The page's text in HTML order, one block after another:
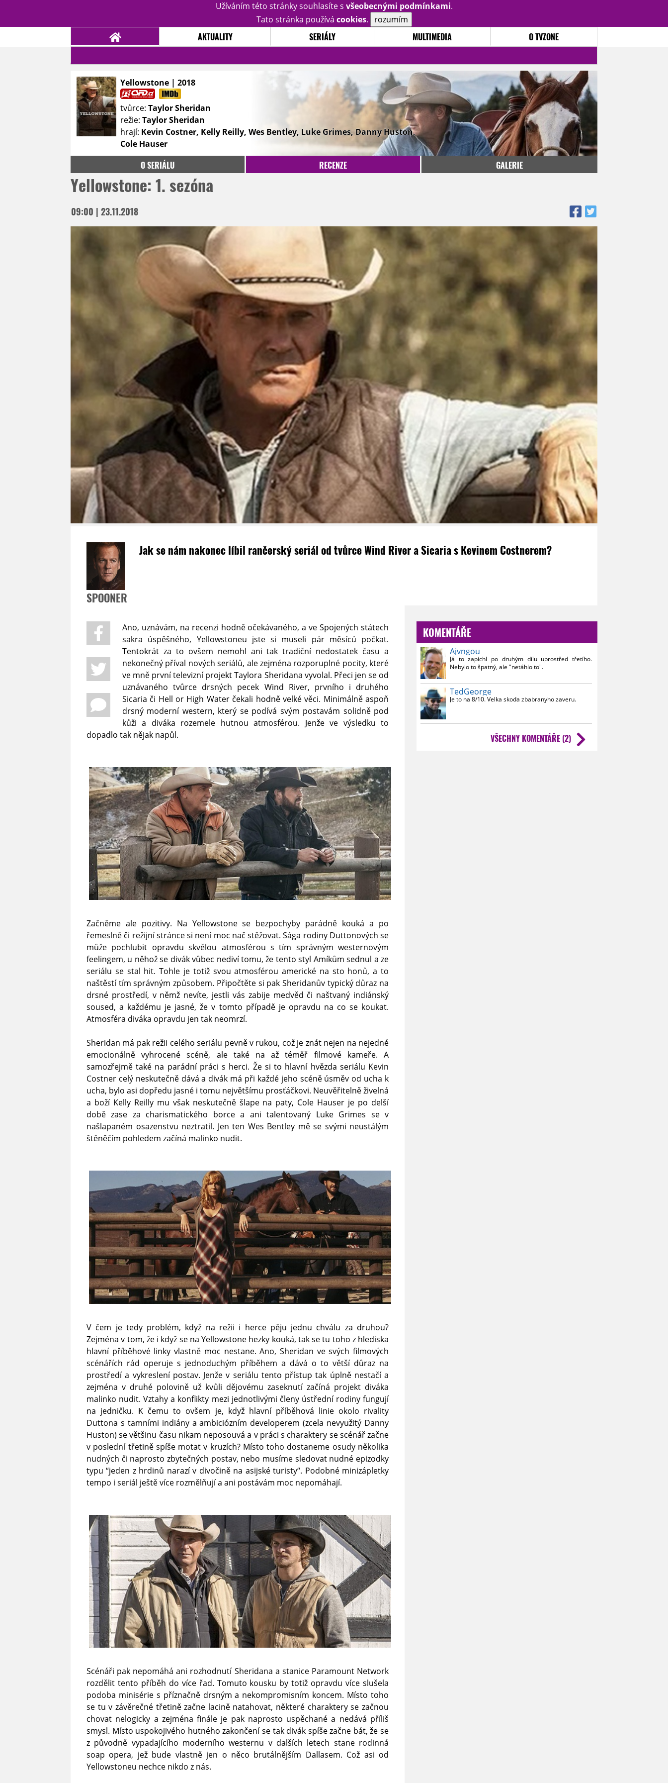
Užíváním této stránky souhlasíte s všeobecnými podmínkami.
Tato stránka používá cookies. rozumím
AKTUALITY SERIÁLY MULTIMEDIA O TVZONE
Yellowstone | 2018
tvůrce: Taylor Sheridan
režie: Taylor Sheridan
hrají: Kevin Costner, Kelly Reilly, Wes Bentley, Luke Grimes, Danny Huston,
Cole Hauser
O SERIÁLU RECENZE GALERIE
Yellowstone: 1. sezóna
09:00 | 23.11.2018
SPOONER
Jak se nám nakonec líbil rančerský seriál od tvůrce Wind River a Sicaria s Kevinem Costnerem?
Ano, uznávám, na recenzi hodně očekávaného, a ve Spojených státech
sakra úspěšného, Yellowstoneu jste si museli pár měsíců počkat.
Tentokrát za to ovšem nemohl ani tak tradiční nedostatek času a
nekonečný příval nových seriálů, ale zejména rozporuplné pocity, které
ve mně první televizní projekt Taylora Sheridana vyvolal. Přeci jen se od
uznávaného tvůrce drsných pecek Wind River, prvního i druhého
Sicaria či Hell or High Water čekali hodně velké věci. Minimálně aspoň
drsný moderní western, který se podívá svým postavám solidně pod
kůži a diváka rozemele hutnou atmosférou. Jenže ve výsledku to
dopadlo tak nějak napůl.
Začněme ale pozitivy. Na Yellowstone se bezpochyby parádně kouká a po
řemeslně či režijní stránce si není moc nač stěžovat. Sága rodiny Duttonových se
může pochlubit opravdu skvělou atmosférou s tím správným westernovým
feelingem, u něhož se divák vůbec nediví tomu, že tento styl Amíkům sednul a ze
seriálu se stal hit. Tohle je totiž svou atmosférou americké na sto honů, a to
naštěstí tím správným způsobem. Připočtěte si pak Sheridanův typický důraz na
drsné prostředí, v němž nevíte, jestli vás zabije medvěd či naštvaný indiánský
soused, a každému je jasné, že v tomto případě je opravdu na co se koukat.
Atmosféra diváka opravdu jen tak neomrzí.
Sheridan má pak režii celého seriálu pevně v rukou, což je znát nejen na nejedné
emocionálně vyhrocené scéně, ale také na až téměř filmové kameře. A
samozřejmě také na parádní práci s herci. Že si to hlavní hvězda seriálu Kevin
Costner celý neskutečně dává a divák má při každé jeho scéně úsměv od ucha k
ucha, bylo asi dopředu jasné i tomu největšímu prosťáčkovi. Neuvěřitelně živelná
a boží Kelly Reilly mu však neskutečně šlape na paty, Cole Hauser je po delší
době zase za charismatického borce a ani talentovaný Luke Grimes se v
našlapaném osazenstvu neztratil. Jen ten Wes Bentley mě se svými neustálým
štěněčím pohledem začíná malinko nudit.
V čem je tedy problém, když na režii i herce pěju jednu chválu za druhou?
Zejména v tom, že i když se na Yellowstone hezky kouká, tak se tu toho z hlediska
hlavní příběhové linky vlastně moc nestane. Ano, Sheridan ve svých filmových
scénářích rád operuje s jednoduchým příběhem a dává o to větší důraz na
prostředí a vykreslení postav. Jenže v seriálu tento přístup tak úplně nestačí a
zejména v druhé polovině už kvůli dějovému zaseknutí začíná projekt diváka
malinko nudit. Vztahy a konflikty mezi jednotlivými členy ústřední rodiny fungují
na jedničku. K čemu to ovšem je, když hlavní příběhová linie okolo rivality
Duttona s tamními indiány a ambiciózním developerem (zcela nevyužitý Danny
Huston) se většinu času nikam neposouvá a v práci s charaktery se scénář začne
v poslední třetině spíše motat v kruzích? Místo toho dostaneme osudy několika
nudných či naprosto zbytečných postav, nebo musíme sledovat nudné epizodky
typu “jeden z hrdinů narazí v divočině na asijské turisty“. Podobné minizápletky
tempo i seriál ještě více rozmělňují a ani postávám moc nepomáhají.
Scénáři pak nepomáhá ani rozhodnutí Sheridana a stanice Paramount Network
rozdělit tento příběh do více řad. Tomuto kousku by totiž opravdu více slušela
podoba minisérie s příznačně drsným a nekompromisním koncem. Místo toho
se tu v závěrečné třetině začne lacině natahovat, některé charaktery se začnou
chovat nelogicky a zejména finále je pak naprosto uspěchané a nedává příliš
smysl. Místo uspokojivého hutného zakončení se tak divák spíše začne bát, že se
z původně vypadajícího moderního westernu v dalších letech stane rodinná
soap opera, jež bude vlastně jen o něco brutálnějším Dallasem. Což asi od
Yellowstoneu nechce nikdo z nás.
KOMENTÁŘE
Ajvngou
Já to zapíchl po druhým dílu uprostřed třetího.
Nebylo to špatný, ale "netáhlo to".
TedGeorge
Je to na 8/10. Velka skoda zbabranyho zaveru.
VŠECHNY KOMENTÁŘE (2)